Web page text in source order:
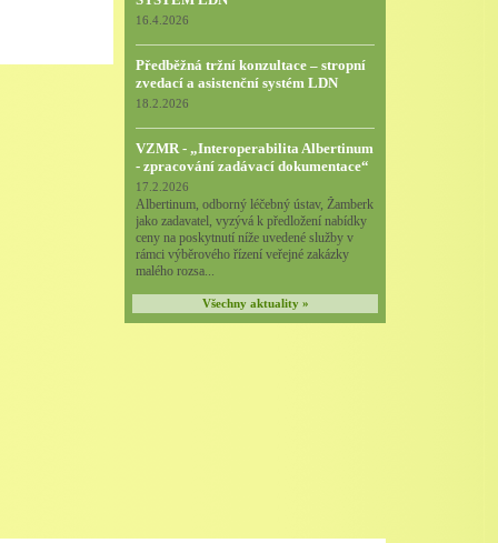
16.4.2026
Předběžná tržní konzultace – stropní
zvedací a asistenční systém LDN
18.2.2026
VZMR - „Interoperabilita Albertinum
- zpracování zadávací dokumentace“
17.2.2026
Albertinum, odborný léčebný ústav, Žamberk
jako zadavatel, vyzývá k předložení nabídky
ceny na poskytnutí níže uvedené služby v
rámci výběrového řízení veřejné zakázky
malého rozsa...
Všechny aktuality »